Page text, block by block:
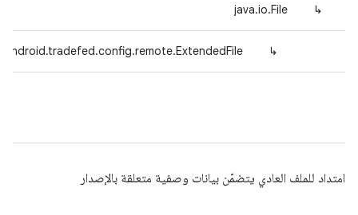
↳
java.io.File
↳
امتداد للملف العادي يتضمّن بيانات وصفية متعلقة بالإصدار